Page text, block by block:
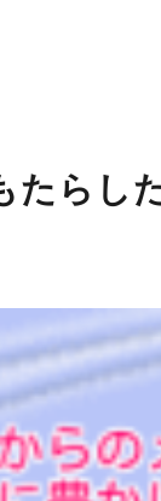
たらし